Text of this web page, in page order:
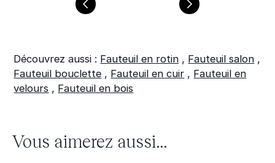
Découvrez aussi : Fauteuil en rotin , Fauteuil salon ,
Fauteuil bouclette , Fauteuil en cuir , Fauteuil en
velours , Fauteuil en bois
Vous aimerez aussi...